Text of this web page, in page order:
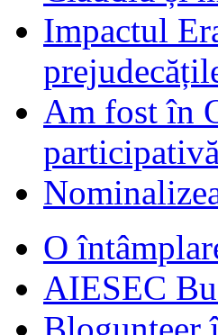
Impactul
Am fost în
participativă
O
AIESEC